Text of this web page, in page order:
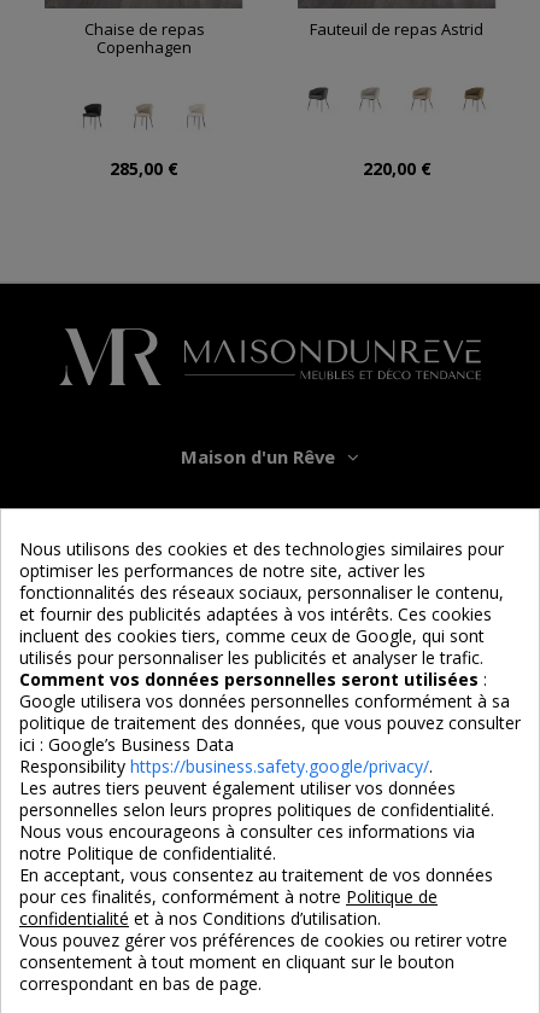
Chaise de repas
Copenhagen
285,00 €
Fauteuil de repas Astrid
220,00 €
Maison d'un Rêve
Informations
Services
Nous suivre
4,7/5
3X SANS FRAIS
100% sécurisé
PAIEMENT 100% SÉCURISÉ
par CB / Amex / Virement
Nous utilisons des cookies et des technologies similaires pour
optimiser les performances de notre site, activer les
fonctionnalités des réseaux sociaux, personnaliser le contenu,
et fournir des publicités adaptées à vos intérêts. Ces cookies
incluent des cookies tiers, comme ceux de Google, qui sont
utilisés pour personnaliser les publicités et analyser le trafic.
Comment vos données personnelles seront utilisées :
Google utilisera vos données personnelles conformément à sa
politique de traitement des données, que vous pouvez consulter
ici : Google’s Business Data
Responsibility https://business.safety.google/privacy/.
Les autres tiers peuvent également utiliser vos données
personnelles selon leurs propres politiques de confidentialité.
Nous vous encourageons à consulter ces informations via
notre Politique de confidentialité.
En acceptant, vous consentez au traitement de vos données
pour ces finalités, conformément à notre Politique de
confidentialité et à nos Conditions d’utilisation.
Vous pouvez gérer vos préférences de cookies ou retirer votre
consentement à tout moment en cliquant sur le bouton
correspondant en bas de page.